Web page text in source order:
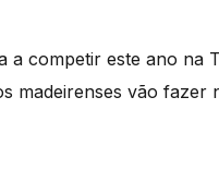
competir este ano na
madeirenses vão fazer